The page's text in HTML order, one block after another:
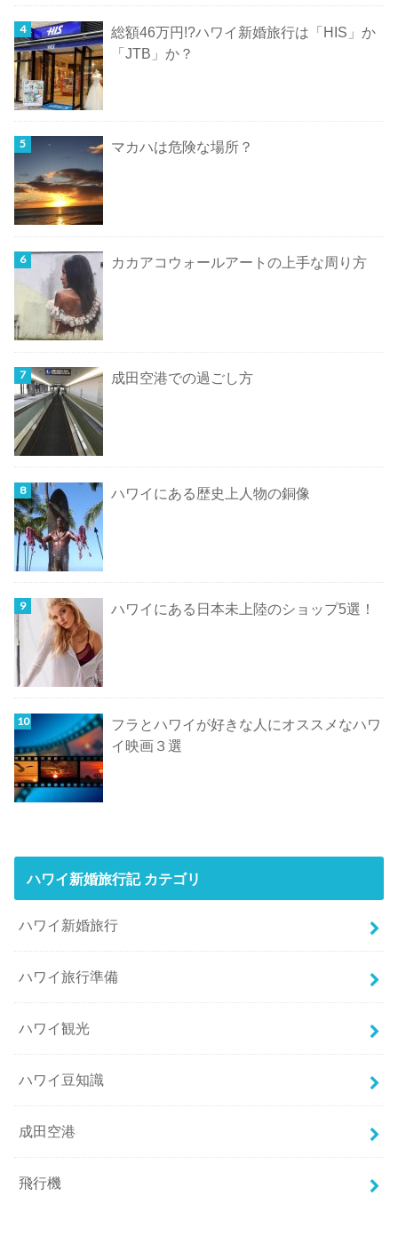
総額46万円!?ハワイ新婚旅行は「HIS」か
「JTB」か？
マカハは危険な場所？
カカアコウォールアートの上手な周り方
成田空港での過ごし方
ハワイにある歴史上人物の銅像
ハワイにある日本未上陸のショップ5選！
フラとハワイが好きな人にオススメなハワ
イ映画３選
ハワイ新婚旅行記 カテゴリ
ハワイ新婚旅行
ハワイ旅行準備
ハワイ観光
ハワイ豆知識
成田空港
飛行機